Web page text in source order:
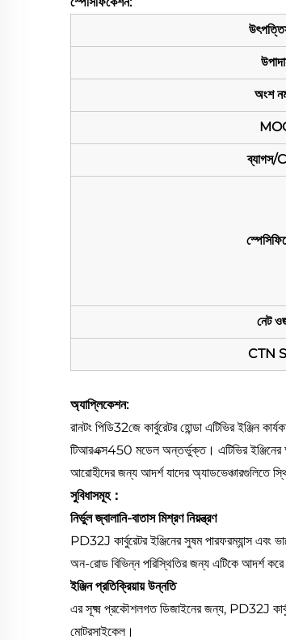
অংশ
ব্যাগস/
নেট
CTN
অ্যাপ্লিকেশন:
রানটং পিডি32জে কার্বুরেটর হোন্ডা এটিভির ইঞ্জিন
টিআরএক্স450 মডেল অন্তর্ভুক্ত। এটিভির ইঞ্জিনের
আরোহীদের জন্য আদর্শ যাদের অ্যাডভেঞ্চারগুলিতে
সুবিধাসমূহ：
নির্ভুল জ্বালানি-বাতাস মিশ্রণ নিয়ন্ত্রণ
PD32J কার্বুরেটর ইঞ্জিনের সুষম পারফরম্যান্স এবং
অন-রোড বিভিন্ন পরিস্থিতির জন্য এটিকে আদর্শ
ইঞ্জিন প্রতিক্রিয়ায় উন্নতি
এর সূক্ষ্ম প্রকৌশলগত ডিজাইনের জন্য, PD32J
মোটরসাইকেল।